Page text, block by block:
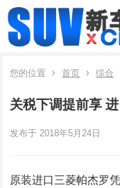
您的位置 首页 综合
关税下调提前享
发布于 2018年5月24日
原装进口三菱帕杰罗